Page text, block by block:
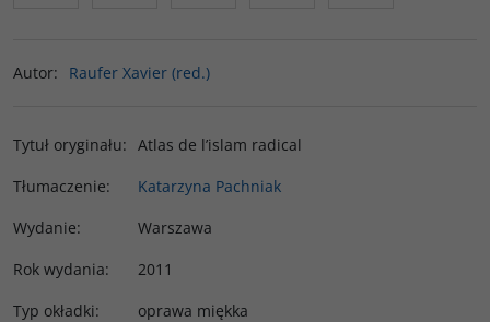
Autor: Raufer Xavier (red.)
Tytuł oryginału: Atlas de l’islam radical
Tłumaczenie:
Katarzyna Pachniak
Wydanie:
Warszawa
Rok wydania:
2011
Typ okładki:
oprawa miękka